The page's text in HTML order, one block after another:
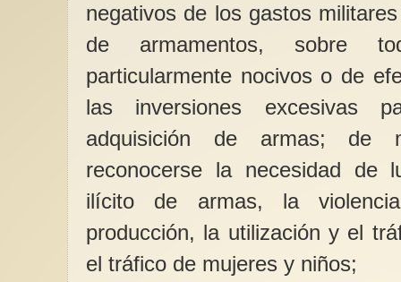
negativos de los gastos
de armamentos, sobre
particularmente nocivos o de
las inversiones excesivas
adquisición de armas; de
reconocerse la necesidad de
ilícito de armas, la
producción, la utilización y el
el tráfico de mujeres y niños;